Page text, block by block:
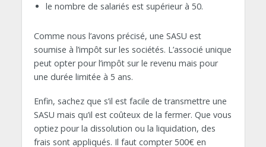
le nombre de salariés est supérieur à 50.
Comme nous l’avons précisé, une SASU est
soumise à l’impôt sur les sociétés. L’associé unique
peut opter pour l’impôt sur le revenu mais pour
une durée limitée à 5 ans.
Enfin, sachez que s’il est facile de transmettre une
SASU mais qu’il est coûteux de la fermer. Que vous
optiez pour la dissolution ou la liquidation, des
frais sont appliqués. Il faut compter 500€ en